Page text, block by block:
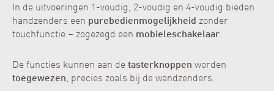
In de uitvoeringen 1-voudig, 2-voudig en 4-voudig bieden
handzenders een pure bedienmogelijkheid zonder
touchfunctie – zogezegd een mobieleschakelaar.
De functies kunnen aan de tasterknoppen worden
toegewezen, precies zoals bij de wandzenders.